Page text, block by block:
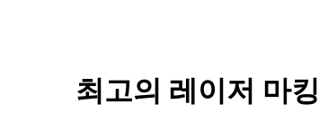
최고의 레이저 마킹